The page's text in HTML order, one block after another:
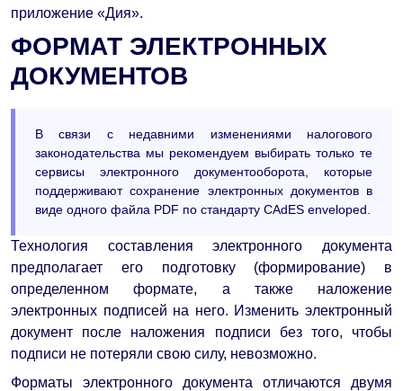
приложение «Дия».
ФОРМАТ ЭЛЕКТРОННЫХ
ДОКУМЕНТОВ
В связи с недавними изменениями налогового
законодательства мы рекомендуем выбирать только те
сервисы электронного документооборота, которые
поддерживают сохранение электронных документов в
виде одного файла PDF по стандарту CAdES enveloped.
Технология составления электронного документа
предполагает его подготовку (формирование) в
определенном формате, а также наложение
электронных подписей на него. Изменить электронный
документ после наложения подписи без того, чтобы
подписи не потеряли свою силу, невозможно.
Форматы электронного документа отличаются двумя